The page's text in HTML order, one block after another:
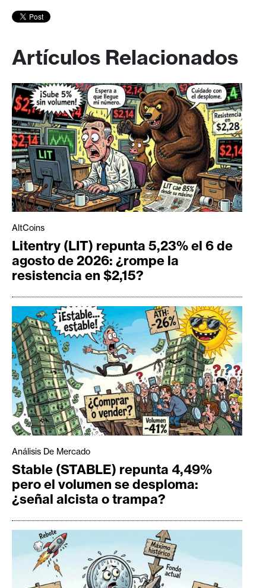
Artículos Relacionados
AltCoins
Litentry (LIT) repunta 5,23% el 6 de
agosto de 2026: ¿rompe la
resistencia en $2,15?
Análisis De Mercado
Stable (STABLE) repunta 4,49%
pero el volumen se desploma:
¿señal alcista o trampa?